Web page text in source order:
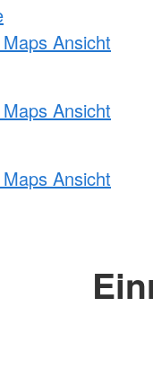
Ansicht
Ansicht
Ansicht